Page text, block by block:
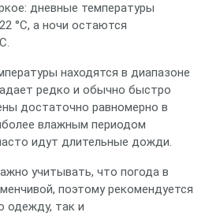
дневные температуры
°C, а ночи остаются
находятся в диапазоне
редко и обычно быстро
достаточно равномерно в
влажным периодом
идут длительные дожди.
учитывать, что погода в
поэтому рекомендуется
одежду, так и